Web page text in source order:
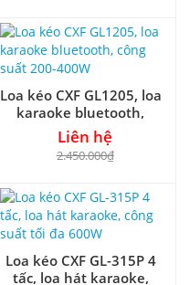
Loa kéo CXF GL1205, loa
karaoke bluetooth,
công suất 200-400W
Liên hệ
2.450.000₫
Loa kéo CXF GL-315P 4
tấc, loa hát karaoke,